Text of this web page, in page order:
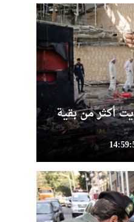
أكثر من بقية